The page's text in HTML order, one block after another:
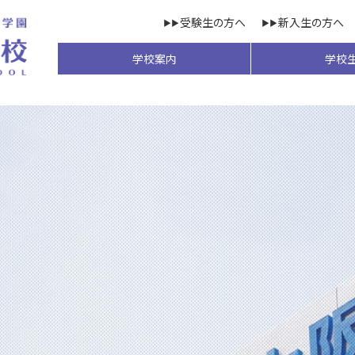
受験生の方へ 新入生の方へ
学校案内 学校